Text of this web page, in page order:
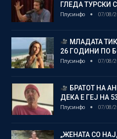
ГЛЕДА ТУРСКИ
Плусинфо 07/08/
МЛАДАТА
26 ГОДИНИ ПО
Плусинфо 07/08/
БРАТОТ НА
ДЕКА Е ГЕЈ НА
Плусинфо 07/08/
„ЖЕНАТА СО